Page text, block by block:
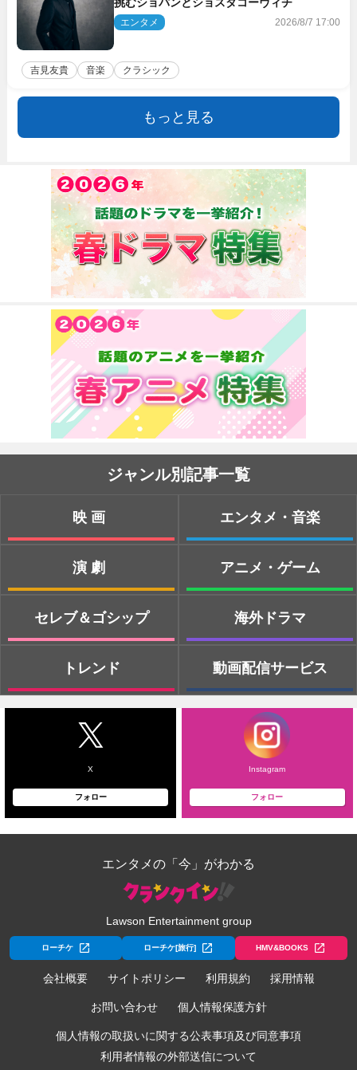
エンタメ 2026/8/7 17:00
吉見友貴 音楽 クラシック
もっと見る
ジャンル別記事一覧
映画
演劇
セレブ＆ゴシップ
トレンド
エンタメ・音楽
アニメ・ゲーム
海外ドラマ
動画配信サービス
X
フォロー
Instagram
フォロー
エンタメの「今」がわかる
Lawson Entertainment group
ローチケ ローチケ[旅行] HMV&BOOKS
会社概要 サイトポリシー 利用規約 採用情報
お問い合わせ 個人情報保護方針
個人情報の取扱いに関する公表事項及び同意事項
利用者情報の外部送信について